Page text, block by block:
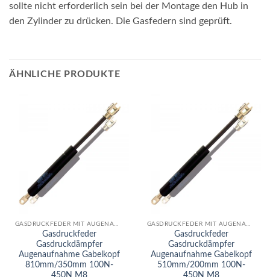
sollte nicht erforderlich sein bei der Montage den Hub in
den Zylinder zu drücken. Die Gasfedern sind geprüft.
ÄHNLICHE PRODUKTE
GASDRUCKFEDER MIT AUGENAUFNAHME
Gasdruckfeder
Gasdruckdämpfer
Augenaufnahme Gabelkopf
810mm/350mm 100N-
450N M8
GASDRUCKFEDER MIT AUGENAUFNAHME
Gasdruckfeder
Gasdruckdämpfer
Augenaufnahme Gabelkopf
510mm/200mm 100N-
450N M8